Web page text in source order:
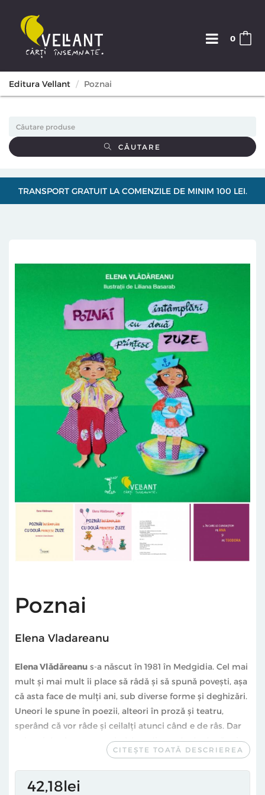
0
Editura Vellant Poznai
CĂUTARE
TRANSPORT GRATUIT LA COMENZILE DE MINIM 100 LEI.
Poznai
Elena Vladareanu
Elena Vlădăreanu s-a născut în 1981 în Medgidia. Cel mai
mult și mai mult îi place să râdă și să spună povești, așa
că asta face de mulți ani, sub diverse forme și deghizări.
Uneori le spune în poezii, alteori în proză și teatru,
sperând că vor râde și ceilalți atunci când e de râs. Dar
cel mai des le spune verbal, la radio, unde de două ori
pe săptămână creează povești audio (serioase!) despre
filme. Poznăi cu două zuze este prima ei carte pentru
copii. Trăiește în București cu cele două fetițe ale ei, Eva
CITEȘTE TOATĂ DESCRIEREA
42 18lei